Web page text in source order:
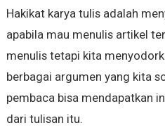
Hakikat karya tulis adalah
apabila mau menulis artikel
menulis tetapi kita
berbagai argumen yang kita
pembaca bisa mendapatkan
dari tulisan itu.